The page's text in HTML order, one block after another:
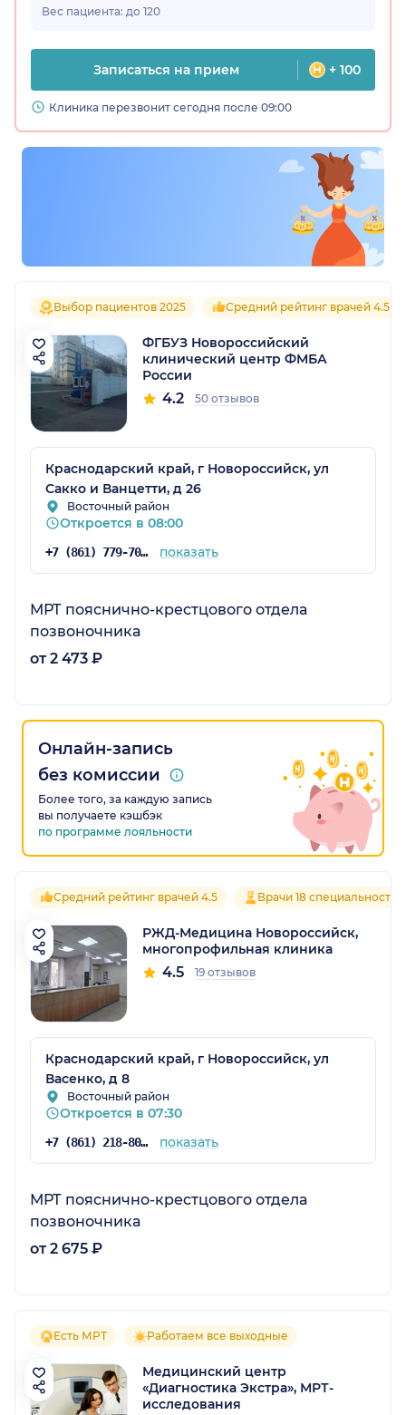
Вес пациента: до 120
Записаться на прием + 100
Клиника перезвонит сегодня после 09:00
Выбор пациентов 2025 Средний рейтинг врачей 4.5
ФГБУЗ Новороссийский
клинический центр ФМБА
России
4.2 50 отзывов
Краснодарский край, г Новороссийск, ул
Сакко и Ванцетти, д 26
Восточный район
Откроется в 08:00
+7 (861) 779-70-56 показать
МРТ пояснично-крестцового отдела
позвоночника
от 2 473 ₽
Онлайн-запись
без комиссии
Более того, за каждую запись
вы получаете кэшбэк
по программе лояльности
Средний рейтинг врачей 4.5 Врачи 18 специальностей
РЖД-Медицина Новороссийск,
многопрофильная клиника
4.5 19 отзывов
Краснодарский край, г Новороссийск, ул
Васенко, д 8
Восточный район
Откроется в 07:30
+7 (861) 218-80-21 показать
МРТ пояснично-крестцового отдела
позвоночника
от 2 675 ₽
Есть МРТ Работаем все выходные
Медицинский центр
«Диагностика Экстра», МРТ-
исследования